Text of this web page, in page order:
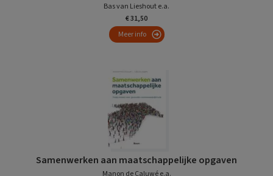
Bas van Lieshout e.a.
€ 31,50
Meer info
Samenwerken aan maatschappelijke opgaven
Manon de Caluwé e.a.